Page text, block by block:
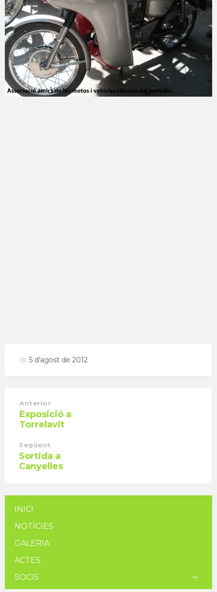
5 d'agost de 2012
Anterior
Exposició a
Torrelavit
Següent
Sortida a
Canyelles
INICI
NOTÍCIES
GALERIA
ACTES
SOCIS